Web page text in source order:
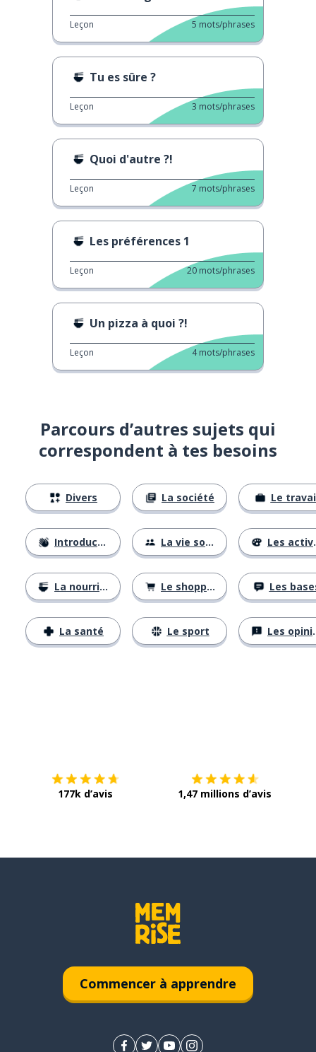
Leçon 5 mots/phrases
Tu es sûre ?
Leçon 3 mots/phrases
Quoi d'autre ?!
Leçon 7 mots/phrases
Les préférences 1
Leçon 20 mots/phrases
Un pizza à quoi ?!
Leçon 4 mots/phrases
Parcours d’autres sujets qui
correspondent à tes besoins
Divers
Introductions
La nourriture
La santé
La société
La vie sociale
Le shopping
Le sport
Le
Les activités
Les
Les opinions
177k d’avis 1,47 millions d’avis
Commencer à apprendre